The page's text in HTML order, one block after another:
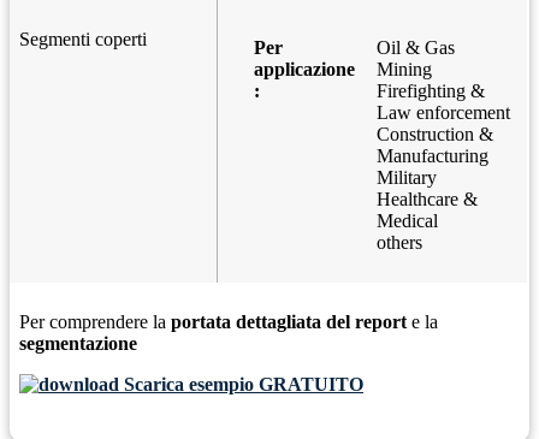
Segmenti coperti
Per
applicazione
:
Oil & Gas
Mining
Firefighting &
Law enforcement
Construction &
Manufacturing
Military
Healthcare &
Medical
others
Per comprendere la portata dettagliata del report e la
segmentazione
Scarica esempio GRATUITO